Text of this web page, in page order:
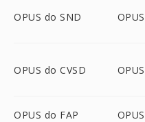
OPUS do SND
OPUS do CVSD
OPUS do FAP